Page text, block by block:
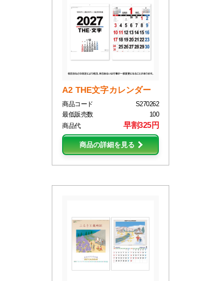
A2 THE文字カレンダー
商品コード
S270262
最低販売数
100
商品代
早割325円
商品の詳細を見る